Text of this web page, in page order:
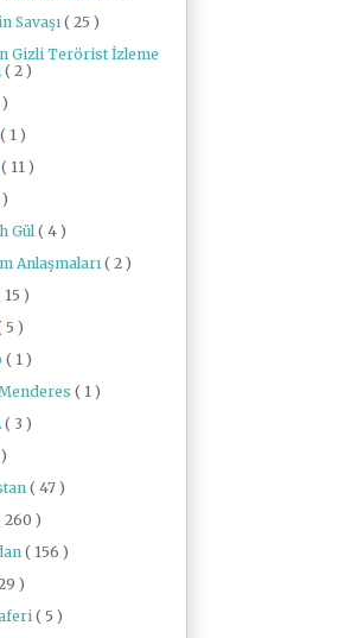
Savaşı ( 25 )
Gizli Terörist İzleme
( 2 )
( 1 )
( 11 )
Gül ( 4 )
Anlaşmaları ( 2 )
15 )
5 )
( 1 )
( 1 )
( 3 )
( 47 )
260 )
( 156 )
)
( 5 )